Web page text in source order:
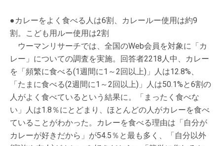
●カレーをよく食べる人は6割、カレールー使用は約9
割。こども用ルー使用は2割
ウーマンリサーチでは、全国のWeb会員を対象に「カ
レー」についての調査を実施。回答者2218人中、カレー
を「頻繁に食べる(1週間に1～2回以上)」人は12.8%、
「たまに食べる(2週間に1～2回以上)」人は50.1%と6割の
人がよく食べているという結果に。「まったく食べな
い」人は1.8％にとどまり、ほとんどの人がカレーを食べ
ていることがわかった。カレーを食べる理由は「自分が
カレーが好きだから」が54.5％と最も多く、「自分以外